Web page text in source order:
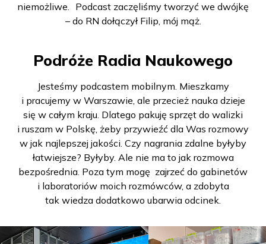
niemożliwe. Podcast zaczęliśmy tworzyć we dwójkę
– do RN dołączył Filip, mój mąż.
Podróże Radia Naukowego
Jesteśmy podcastem mobilnym. Mieszkamy
i pracujemy w Warszawie, ale przecież nauka dzieje
się w całym kraju. Dlatego pakuję sprzęt do walizki
i ruszam w Polskę, żeby przywieźć dla Was rozmowy
w jak najlepszej jakości. Czy nagrania zdalne byłyby
łatwiejsze? Byłyby. Ale nie ma to jak rozmowa
bezpośrednia. Poza tym mogę zajrzeć do gabinetów
i laboratoriów moich rozmówców, a zdobyta
tak wiedza dodatkowo ubarwia odcinek.